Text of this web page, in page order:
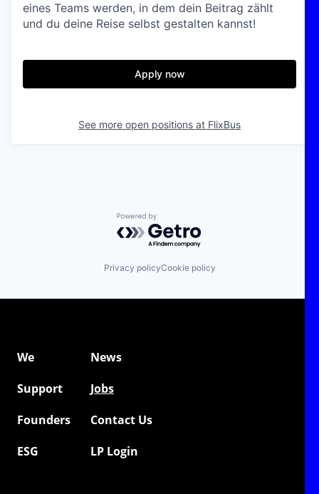
eines Teams werden, in dem dein Beitrag zählt
und du deine Reise selbst gestalten kannst!
Apply now
See more open positions at FlixBus
Powered by Getro.com
Privacy policyCookie policy
We
News
Support
Jobs
Founders
Contact Us
ESG
LP Login